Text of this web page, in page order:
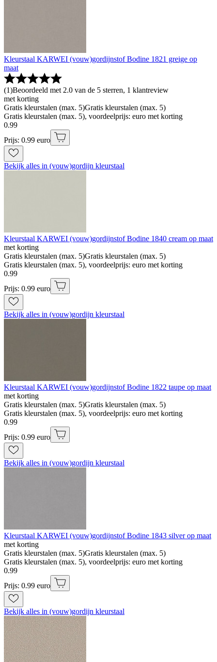
Kleurstaal KARWEI (vouw)gordijnstof Bodine 1821 greige op
maat
(1)Beoordeeld met 2.0 van de 5 sterren, 1 klantreview
met korting
Gratis kleurstalen (max. 5)Gratis kleurstalen (max. 5)
Gratis kleurstalen (max. 5), voordeelprijs: euro met korting
0.99
Prijs: 0.99 euro
Bekijk alles in (vouw)gordijn kleurstaal
Kleurstaal KARWEI (vouw)gordijnstof Bodine 1840 cream op maat
met korting
Gratis kleurstalen (max. 5)Gratis kleurstalen (max. 5)
Gratis kleurstalen (max. 5), voordeelprijs: euro met korting
0.99
Prijs: 0.99 euro
Bekijk alles in (vouw)gordijn kleurstaal
Kleurstaal KARWEI (vouw)gordijnstof Bodine 1822 taupe op maat
met korting
Gratis kleurstalen (max. 5)Gratis kleurstalen (max. 5)
Gratis kleurstalen (max. 5), voordeelprijs: euro met korting
0.99
Prijs: 0.99 euro
Bekijk alles in (vouw)gordijn kleurstaal
Kleurstaal KARWEI (vouw)gordijnstof Bodine 1843 silver op maat
met korting
Gratis kleurstalen (max. 5)Gratis kleurstalen (max. 5)
Gratis kleurstalen (max. 5), voordeelprijs: euro met korting
0.99
Prijs: 0.99 euro
Bekijk alles in (vouw)gordijn kleurstaal